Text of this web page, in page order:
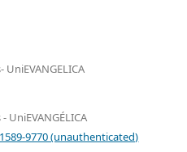
UniEVANGÉLICA
9770 (unauthenticated)